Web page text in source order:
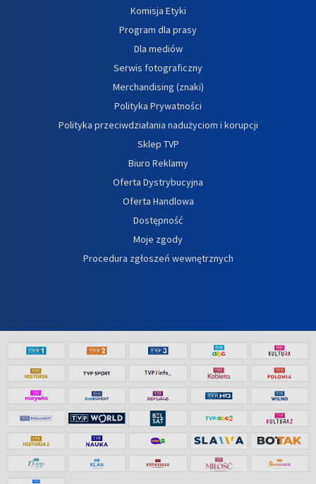
Komisja Etyki
Program dla prasy
Dla mediów
Serwis fotograficzny
Merchandising (znaki)
Polityka Prywatności
Polityka przeciwdziałania nadużyciom i korupcji
Sklep TVP
Biuro Reklamy
Oferta Dystrybucyjna
Oferta Handlowa
Dostępność
Moje zgody
Procedura zgłoszeń wewnętrznych